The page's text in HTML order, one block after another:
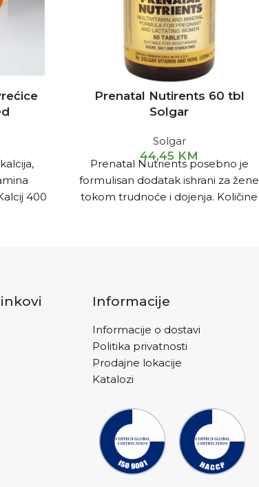
400
kod
Prenatal Nutirents 60 tbl
Solgar
Solgar
44,45 KM
Prenatal Nutrients posebno je
formulisan dodatak ishrani za žene
tokom trudnoće i dojenja. Količine
Informacije
Informacije o dostavi
Politika privatnosti
Prodajne lokacije
Katalozi